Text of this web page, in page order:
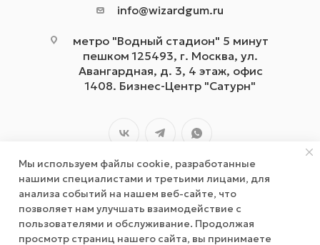
info@wizardgum.ru
метро "Водный стадион" 5 минут
пешком 125493, г. Москва, ул.
Авангардная, д. 3, 4 этаж, офис
1408. Бизнес-Центр "Сатурн"
2026 © wizardgum.ru, 2021
Мы используем файлы cookie, разработанные
нашими специалистами и третьими лицами, для
анализа событий на нашем веб-сайте, что
позволяет нам улучшать взаимодействие с
пользователями и обслуживание. Продолжая
просмотр страниц нашего сайта, вы принимаете